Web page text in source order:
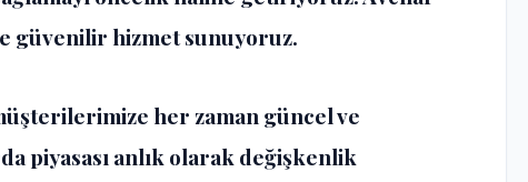
güvenilir hizmet sunuyoruz.
her zaman güncel ve
piyasası anlık olarak değişkenlik